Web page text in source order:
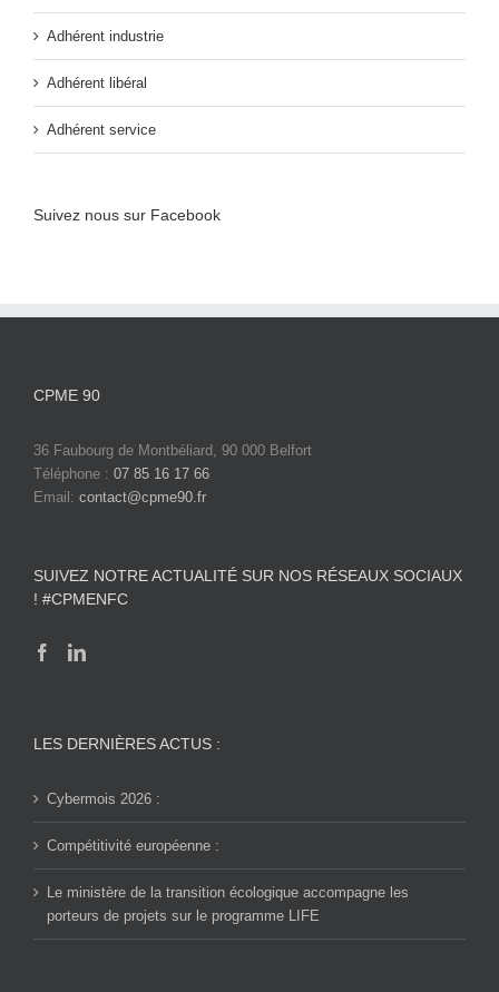
Adhérent industrie
Adhérent libéral
Adhérent service
Suivez nous sur Facebook
CPME 90
36 Faubourg de Montbéliard, 90 000 Belfort
Téléphone : 07 85 16 17 66
Email: contact@cpme90.fr
SUIVEZ NOTRE ACTUALITÉ SUR NOS RÉSEAUX SOCIAUX
! #CPMENFC
LES DERNIÈRES ACTUS :
Cybermois 2026 :
Compétitivité européenne :
Le ministère de la transition écologique accompagne les
porteurs de projets sur le programme LIFE